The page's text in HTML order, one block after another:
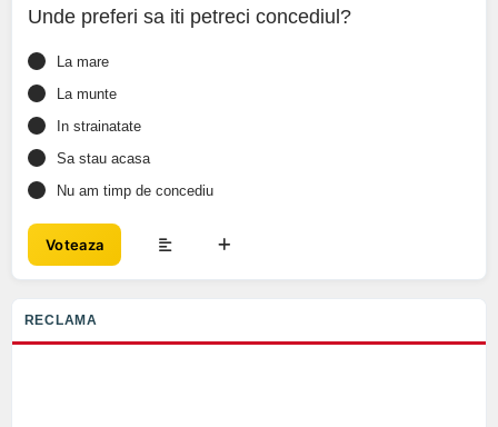
Unde preferi sa iti petreci concediul?
La mare
La munte
In strainatate
Sa stau acasa
Nu am timp de concediu
Voteaza
RECLAMA